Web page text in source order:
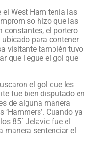
el West Ham tenia las
hizo que las
constantes, el portero
para contener
visitante también tuvo
que llegue el gol que
el gol que les
fue bien disputado en
de alguna manera
Cuando ya
85´ Jelavic fue el
manera sentenciar el